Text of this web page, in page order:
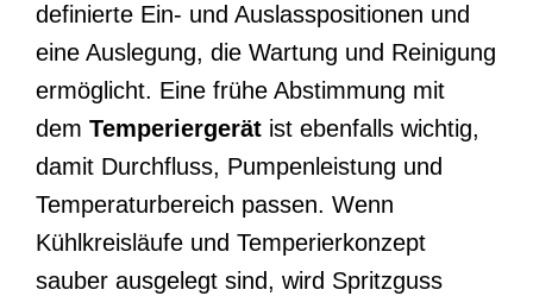
definierte Ein- und Auslasspositionen und
eine Auslegung, die Wartung und Reinigung
ermöglicht. Eine frühe Abstimmung mit
dem Temperiergerät ist ebenfalls wichtig,
damit Durchfluss, Pumpenleistung und
Temperaturbereich passen. Wenn
Kühlkreisläufe und Temperierkonzept
sauber ausgelegt sind, wird Spritzguss